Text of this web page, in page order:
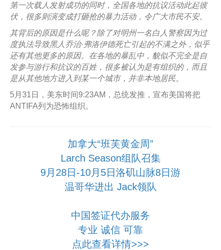
第一次载人发射成功的同时，全国各地的抗议活动此起彼
伏，很多则演变成打砸抢的暴力活动，令广大市民不安。
其背后的原因是什么呢？除了对明州一名白人警察因为过
度执法导致黑人乔治·弗洛伊德死亡引起的不满之外，似乎
还有其他更多的原因。在各地的暴乱中，貌似不完全是自
发参与游行和抗议的百姓，很多被认为是有组织的，而且
是从其他地方进入到某一个城市，并非本地居民。
5月31日，美东时间9:23AM，总统发推，宣布美国将把
ANTIFA列为恐怖组织。
加拿大“班芙黄金周”
Larch Season组队召集
9月28日-10月5日洛矶山脉8日游
温哥华进出 Jack领队
中国签证代办服务
专业 诚信 可靠
点此查看详情>>>